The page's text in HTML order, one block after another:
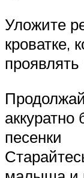
Уложите
кроватке,
аккуратно
песенки